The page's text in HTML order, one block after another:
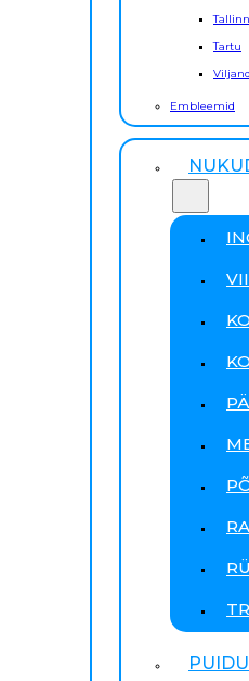
Tallinn
Tartu
Embleemid